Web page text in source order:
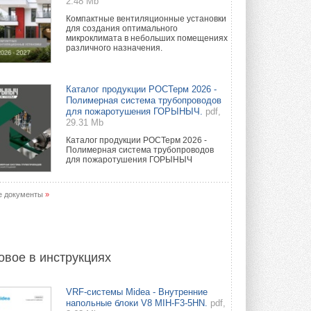
Компактные вентиляционные установки
для создания оптимального
микроклимата в небольших помещениях
различного назначения.
Каталог продукции РОСТерм 2026 -
Полимерная система трубопроводов
для пожаротушения ГОРЫНЫЧ.
pdf,
29.31 Mb
Каталог продукции РОСТерм 2026 -
Полимерная система трубопроводов
для пожаротушения ГОРЫНЫЧ
документы »
в инструкциях
VRF-системы Midea - Внутренние
напольные блоки V8 MIH-F3-5HN. pdf,